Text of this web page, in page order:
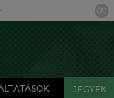
JEGYEK